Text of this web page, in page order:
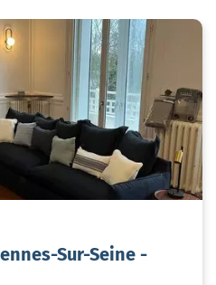
Sur-Seine -